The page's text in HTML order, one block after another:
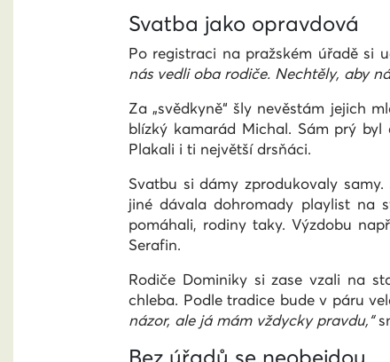
Svatba jako opravdová
Po registraci na pražském úřadě si
nás vedli oba rodiče. Nechtěly, aby
Za „svědkyně“ šly nevěstám jejich
blízký kamarád Michal. Sám prý
Plakali i ti největší drsňáci.
Svatbu si dámy zprodukovaly samy.
jiné dávala dohromady playlist na
pomáhali, rodiny taky. Výzdobu
Serafin.
Rodiče Dominiky si zase vzali na
chleba. Podle tradice bude v páru
názor, ale já mám vždycky pravdu,“